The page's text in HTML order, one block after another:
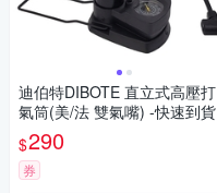
迪伯特DIBOTE 直立式高壓打
氣筒(美/法 雙氣嘴) -快速到貨
$290
券